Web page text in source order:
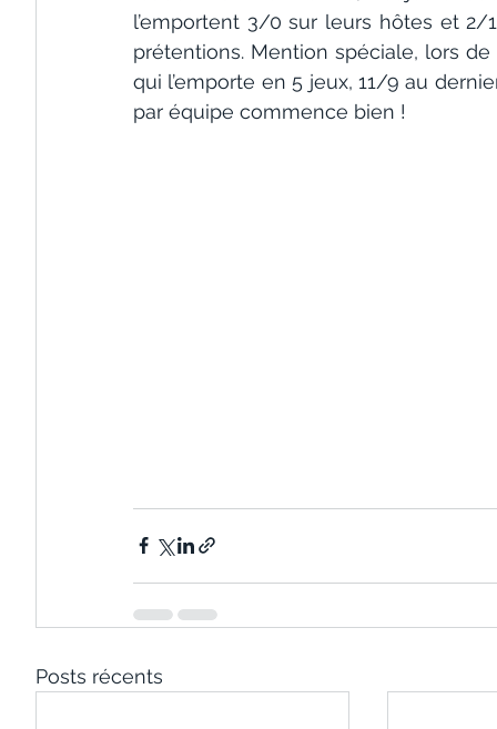
l’emportent 3/0 sur leurs hôtes et
prétentions. Mention spéciale, lors
qui l’emporte en 5 jeux, 11/9 au
par équipe commence bien !
Posts récents